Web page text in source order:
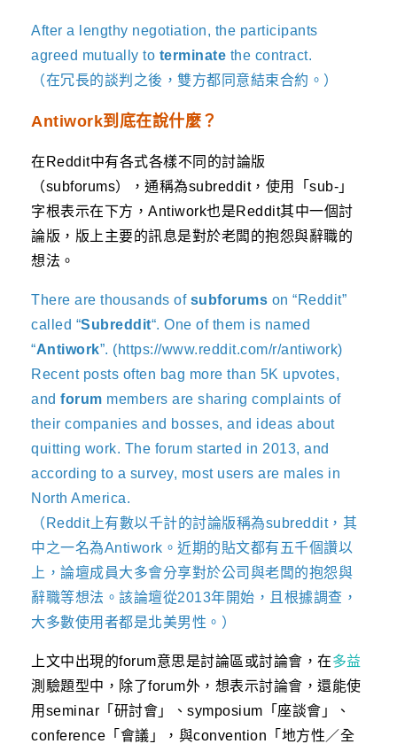
After a lengthy negotiation, the participants
agreed mutually to terminate the contract.
（在冗長的談判之後，雙方都同意結束合約。）
Antiwork到底在說什麼？
在Reddit中有各式各樣不同的討論版
（subforums），通稱為subreddit，使用「sub-」
字根表示在下方，Antiwork也是Reddit其中一個討
論版，版上主要的訊息是對於老闆的抱怨與辭職的
想法。
There are thousands of subforums on “Reddit”
called “Subreddit“. One of them is named
“Antiwork”. (https://www.reddit.com/r/antiwork)
Recent posts often bag more than 5K upvotes,
and forum members are sharing complaints of
their companies and bosses, and ideas about
quitting work. The forum started in 2013, and
according to a survey, most users are males in
North America.
（Reddit上有數以千計的討論版稱為subreddit，其
中之一名為Antiwork。近期的貼文都有五千個讚以
上，論壇成員大多會分享對於公司與老闆的抱怨與
辭職等想法。該論壇從2013年開始，且根據調查，
大多數使用者都是北美男性。）
上文中出現的forum意思是討論區或討論會，在多益
測驗題型中，除了forum外，想表示討論會，還能使
用seminar「研討會」、symposium「座談會」、
conference「會議」，與convention「地方性／全